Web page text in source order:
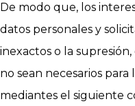
De modo que, los
datos personales y
inexactos o la
no sean necesarios
mediantes el siguiente